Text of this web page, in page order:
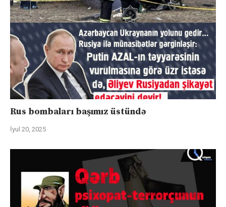
Rus bombaları başımız üstündə
İyul 20, 2025